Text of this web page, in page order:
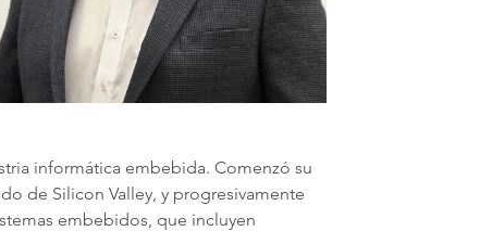
informática embebida. Comenzó su
de Silicon Valley, y progresivamente
embebidos, que incluyen